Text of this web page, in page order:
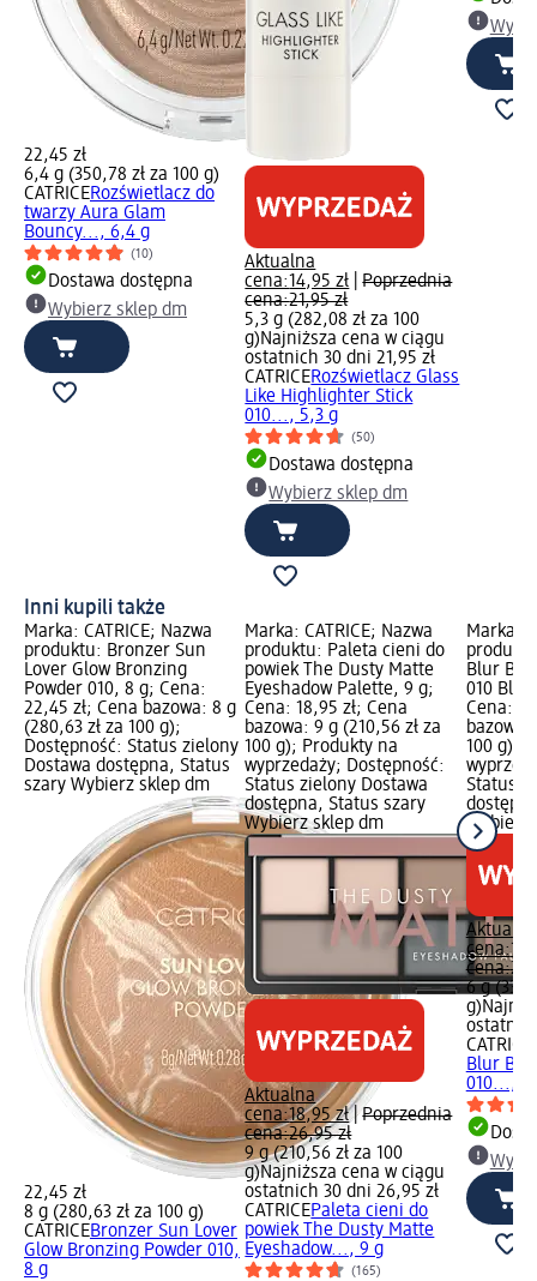
22,45 zł
6,4 g (350,78 zł za 100 g)
CATRICERozświetlacz do
twarzy Aura Glam
Bouncy..., 6,4 g
(10)
Dostawa dostępna
Wybierz sklep dm
Aktualna
cena:14,95 zł |Poprzednia
cena:21,95 zł
5,3 g (282,08 zł za 100
g)Najniższa cena w ciągu
ostatnich 30 dni 21,95 zł
CATRICERozświetlacz Glass
Like Highlighter Stick
010..., 5,3 g
(50)
Dostawa dostępna
Wybierz sklep dm
Inni kupili także
Marka: CATRICE; Nazwa
produktu: Bronzer Sun
Lover Glow Bronzing
Powder 010, 8 g; Cena:
22,45 zł; Cena bazowa: 8 g
(280,63 zł za 100 g);
Dostępność: Status zielony
Dostawa dostępna, Status
szary Wybierz sklep dm
22,45 zł
8 g (280,63 zł za 100 g)
CATRICEBronzer Sun Lover
Glow Bronzing Powder 010,
8 g
Marka: CATRICE; Nazwa
produktu: Paleta cieni do
powiek The Dusty Matte
Eyeshadow Palette, 9 g;
Cena: 18,95 zł; Cena
bazowa: 9 g (210,56 zł za
100 g); Produkty na
wyprzedaży; Dostępność:
Status zielony Dostawa
dostępna, Status szary
Wybierz sklep dm
Aktualna
cena:18,95 zł|Poprzednia
cena:26,95 zł
9 g (210,56 zł za 100
g)Najniższa cena w ciągu
ostatnich 30 dni 26,95 zł
CATRICEPaleta cieni do
powiek The Dusty Matte
Eyeshadow..., 9 g
(165)
Marka:
Blur
010
Cena:
bazowa:
100 g);
Status
Wybierz
Aktualna
cena:
cena:
6 g
g)
CATRICE
Blur
010..., 6